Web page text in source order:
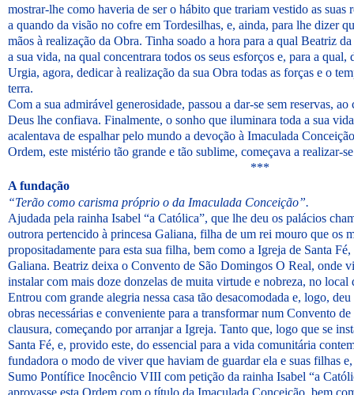
mostrar-lhe como haveria de ser o hábito que trariam vestido as
a quando da visão no cofre em Tordesilhas, e, ainda, para lhe dizer
mãos à realização da Obra. Tinha soado a hora para a qual Beatriz
a sua vida, na qual concentrara todos os seus esforços e, para a qual,
Urgia, agora, dedicar à realização da sua Obra todas as forças e o
terra.
Com a sua admirável generosidade, passou a dar-se sem reservas,
Deus lhe confiava. Finalmente, o sonho que iluminara toda a sua
acalentava de espalhar pelo mundo a devoção à Imaculada
Ordem, este mistério tão grande e tão sublime, começava a realizar-
***
A fundação
“Terão como carisma próprio o da Imaculada Conceição”.
Ajudada pela rainha Isabel “a Católica”, que lhe deu os palácios
outrora pertencido à princesa Galiana, filha de um rei mouro que os
propositadamente para esta sua filha, bem como a Igreja de Santa
Galiana. Beatriz deixa o Convento de São Domingos O Real, onde
instalar com mais doze donzelas de muita virtude e nobreza, no local
Entrou com grande alegria nessa casa tão desacomodada e, logo,
obras necessárias e conveniente para a transformar num Convento
clausura, começando por arranjar a Igreja. Tanto que, logo que se
Santa Fé, e, provido este, do essencial para a vida comunitária
fundadora o modo de viver que haviam de guardar ela e suas filhas
Sumo Pontífice Inocêncio VIII com petição da rainha Isabel “a
aprovasse esta Ordem com o título da Imaculada Conceição, bem